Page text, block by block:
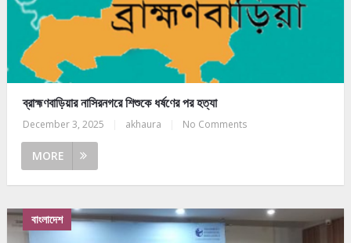
ব্রাহ্মণবাড়িয়ার নাসিরনগরে শিশুকে ধর্ষণের পর হত্যা
December 3, 2025 akhaura No Comments
MORE
বাংলাদেশ